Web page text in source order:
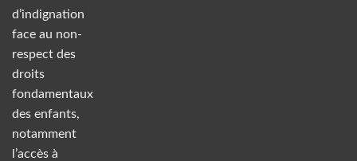
d’indignation
face au non-
respect des
droits
fondamentaux
des enfants,
notamment
l’accès à